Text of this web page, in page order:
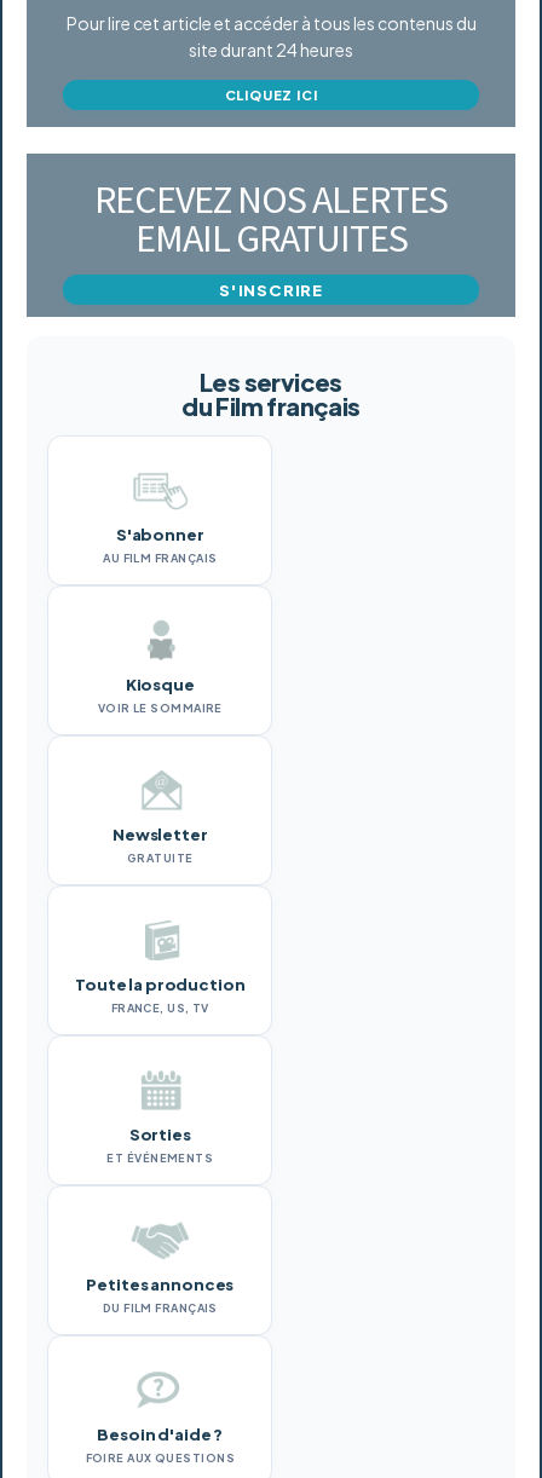
Pour lire cet article et accéder à tous les contenus du
site durant 24 heures
CLIQUEZ ICI
RECEVEZ NOS ALERTES
EMAIL GRATUITES
S'INSCRIRE
Les services
du Film français
S'abonner
AU FILM FRANÇAIS
Kiosque
VOIR LE SOMMAIRE
Newsletter
GRATUITE
Toute la production
FRANCE, US, TV
Sorties
ET ÉVÉNEMENTS
Petites annonces
DU FILM FRANÇAIS
Besoin d'aide ?
FOIRE AUX QUESTIONS